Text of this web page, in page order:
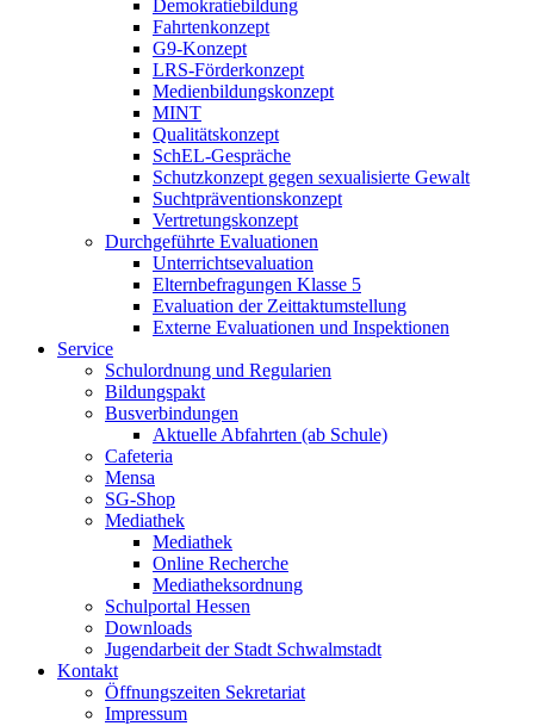
Demokratiebildung
Fahrtenkonzept
G9-Konzept
LRS-Förderkonzept
Medienbildungskonzept
MINT
Qualitätskonzept
SchEL-Gespräche
Schutzkonzept gegen sexualisierte Gewalt
Suchtpräventionskonzept
Vertretungskonzept
Durchgeführte Evaluationen
Unterrichtsevaluation
Elternbefragungen Klasse 5
Evaluation der Zeittaktumstellung
Externe Evaluationen und Inspektionen
Service
Schulordnung und Regularien
Bildungspakt
Busverbindungen
Aktuelle Abfahrten (ab Schule)
Cafeteria
Mensa
SG-Shop
Mediathek
Mediathek
Online Recherche
Mediatheksordnung
Schulportal Hessen
Downloads
Jugendarbeit der Stadt Schwalmstadt
Kontakt
Öffnungszeiten Sekretariat
Impressum